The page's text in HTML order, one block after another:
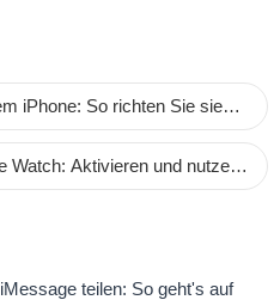
iPhone: So richten Sie sie
Watch: Aktivieren und nutzen
teilen: So geht's auf